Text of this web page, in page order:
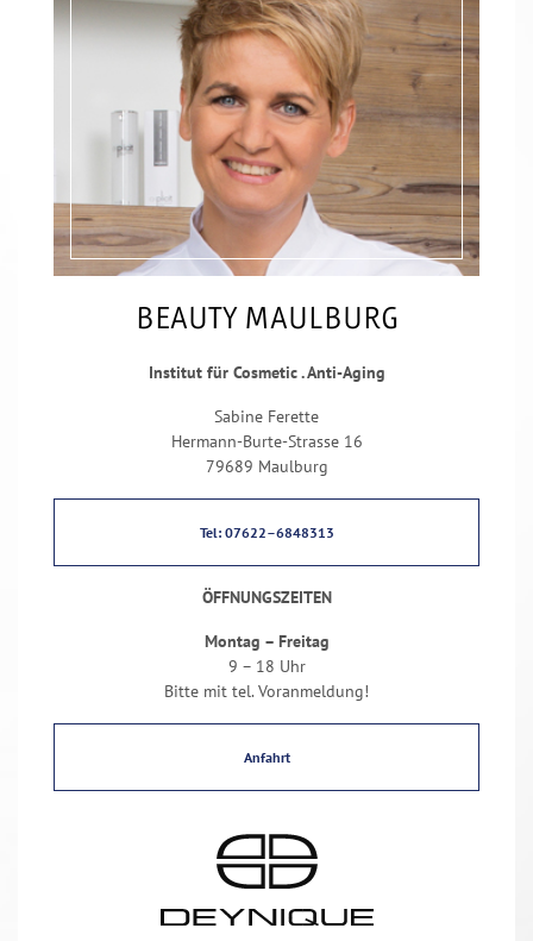
BEAUTY MAULBURG
Institut für Cosmetic . Anti-Aging
Sabine Ferette
Hermann-Burte-Strasse 16
79689 Maulburg
Tel: 07622–6848313
ÖFFNUNGSZEITEN
Montag – Freitag
9 – 18 Uhr
Bitte mit tel. Voranmeldung!
Anfahrt